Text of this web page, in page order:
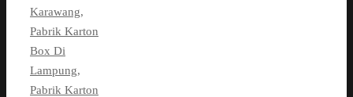
Karawang,
Pabrik Karton
Box Di
Lampung,
Pabrik Karton